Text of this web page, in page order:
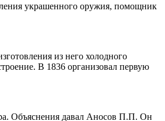
украшенного оружия, помощник
из него холодного
В 1836 организовал первую
Объяснения давал Аносов П.П. Он